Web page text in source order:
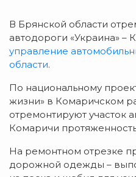
В Брянской области
автодороги «Украина» –
управление
области.
По национальному
жизни» в Комаричском
отремонтируют участок
Комаричи
На ремонтном отрезке
дорожной одежды –